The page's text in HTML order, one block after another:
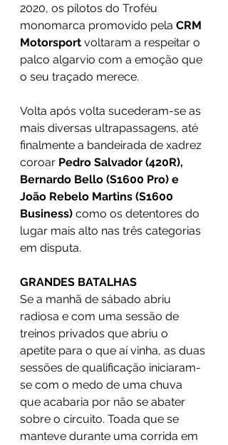
2020, os pilotos do Troféu
monomarca promovido pela CRM
Motorsport voltaram a respeitar o
palco algarvio com a emoção que
o seu traçado merece.
Volta após volta sucederam-se as
mais diversas ultrapassagens, até
finalmente a bandeirada de xadrez
coroar Pedro Salvador (420R),
Bernardo Bello (S1600 Pro) e
João Rebelo Martins (S1600
Business) como os detentores do
lugar mais alto nas três categorias
em disputa.
GRANDES BATALHAS
Se a manhã de sábado abriu
radiosa e com uma sessão de
treinos privados que abriu o
apetite para o que aí vinha, as duas
sessões de qualificação iniciaram-
se com o medo de uma chuva
que acabaria por não se abater
sobre o circuito. Toada que se
manteve durante uma corrida em